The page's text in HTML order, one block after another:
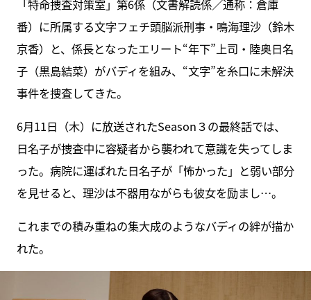
「特命捜査対策室」第6係（文書解読係／通称：倉庫
番）に所属する文字フェチ頭脳派刑事・鳴海理沙（鈴木
京香）と、係長となったエリート“年下”上司・陸奥日名
子（黒島結菜）がバディを組み、“文字”を糸口に未解決
事件を捜査してきた。
6月11日（木）に放送されたSeason３の最終話では、
日名子が捜査中に容疑者から襲われて意識を失ってしま
った。病院に運ばれた日名子が「怖かった」と弱い部分
を見せると、理沙は不器用ながらも彼女を励まし…。
これまでの積み重ねの集大成のようなバディの絆が描か
れた。